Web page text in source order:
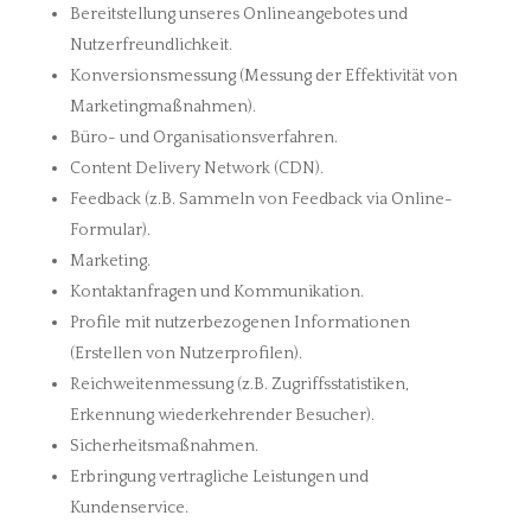
Bereitstellung unseres Onlineangebotes und
Nutzerfreundlichkeit.
Konversionsmessung (Messung der Effektivität von
Marketingmaßnahmen).
Büro- und Organisationsverfahren.
Content Delivery Network (CDN).
Feedback (z.B. Sammeln von Feedback via Online-
Formular).
Marketing.
Kontaktanfragen und Kommunikation.
Profile mit nutzerbezogenen Informationen
(Erstellen von Nutzerprofilen).
Reichweitenmessung (z.B. Zugriffsstatistiken,
Erkennung wiederkehrender Besucher).
Sicherheitsmaßnahmen.
Erbringung vertragliche Leistungen und
Kundenservice.